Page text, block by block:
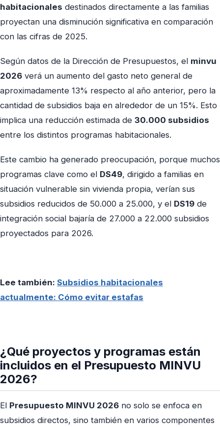
habitacionales destinados directamente a las familias
proyectan una disminución significativa en comparación
con las cifras de 2025.
Según datos de la Dirección de Presupuestos, el minvu
2026 verá un aumento del gasto neto general de
aproximadamente 13% respecto al año anterior, pero la
cantidad de subsidios baja en alrededor de un 15%. Esto
implica una reducción estimada de 30.000 subsidios
entre los distintos programas habitacionales.
Este cambio ha generado preocupación, porque muchos
programas clave como el DS49, dirigido a familias en
situación vulnerable sin vivienda propia, verían sus
subsidios reducidos de 50.000 a 25.000, y el DS19 de
integración social bajaría de 27.000 a 22.000 subsidios
proyectados para 2026.
Lee también: Subsidios habitacionales
actualmente: Cómo evitar estafas
¿Qué proyectos y programas están
incluidos en el Presupuesto MINVU
2026?
El Presupuesto MINVU 2026 no solo se enfoca en
subsidios directos, sino también en varios componentes